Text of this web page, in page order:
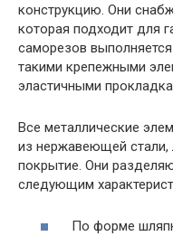
конструкцию. Они
которая подходит для
саморезов
такими крепежными
эластичными
Все металлические
из нержавеющей стали,
покрытие. Они
следующим
По форме